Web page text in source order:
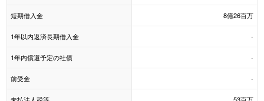
短期借入金 8億26百万
1年以内返済長期借入金 -
1年内償還予定の社債 -
前受金 -